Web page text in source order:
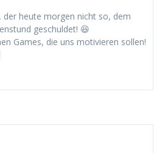
heute morgen nicht so, dem
geschuldet! 😆
Games, die uns motivieren sollen!